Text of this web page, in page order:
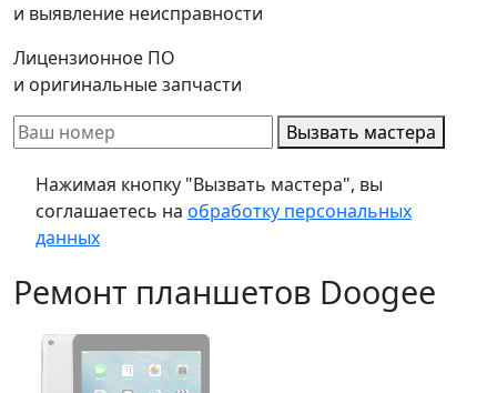
и выявление неисправности
Лицензионное ПО
и оригинальные запчасти
Вызвать мастера
Нажимая кнопку "Вызвать мастера", вы
соглашаетесь на обработку персональных
данных
Ремонт планшетов Doogee